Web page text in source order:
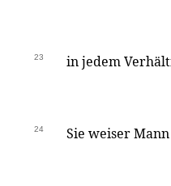
23 in jedem
24 Sie weiser